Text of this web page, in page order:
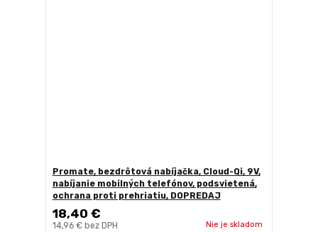
Promate, bezdrôtová nabíjačka, Cloud-Qi, 9V,
nabíjanie mobilných telefónov, podsvietená,
ochrana proti prehriatiu, DOPREDAJ
18,40 €
14,96 € bez DPH Nie je skladom